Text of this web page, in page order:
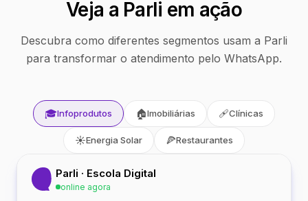
Veja a Parli em ação
Descubra como diferentes segmentos usam a Parli
para transformar o atendimento pelo WhatsApp.
🎓Infoprodutos 🏠Imobiliárias 🩹Clínicas
☀️Energia Solar 🍕Restaurantes
Parli · Escola Digital
online agora